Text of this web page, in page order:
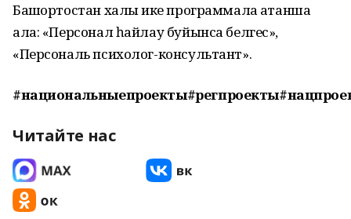
Башҡортостан халҡы ике программала ҡатанша
ала: «Персонал һайлау буйынса белгес»,
«Персональ психолог-консультант».
Читайте нас